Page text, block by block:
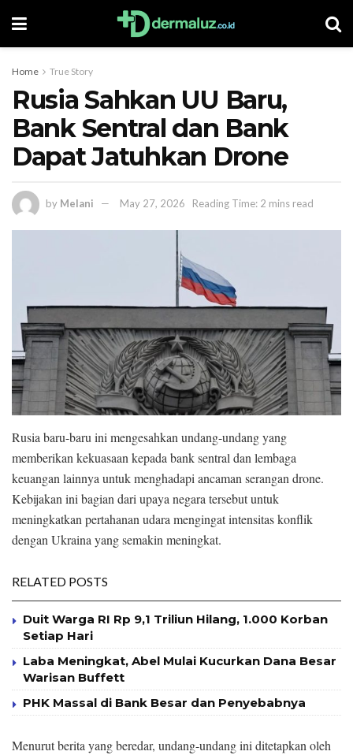
Home True Story
Rusia Sahkan UU Baru,
Bank Sentral dan Bank
Dapat Jatuhkan Drone
by Melani May 27, 2026 Reading Time: 2 mins read
Rusia baru-baru ini mengesahkan undang-undang yang
memberikan kekuasaan kepada bank sentral dan lembaga
keuangan lainnya untuk menghadapi ancaman serangan drone.
Kebijakan ini bagian dari upaya negara tersebut untuk
meningkatkan pertahanan udara mengingat intensitas konflik
dengan Ukraina yang semakin meningkat.
RELATED POSTS
Duit Warga RI Rp 9,1 Triliun Hilang, 1.000 Korban
Setiap Hari
Laba Meningkat, Abel Mulai Kucurkan Dana Besar
Warisan Buffett
PHK Massal di Bank Besar dan Penyebabnya
Menurut berita yang beredar, undang-undang ini ditetapkan oleh